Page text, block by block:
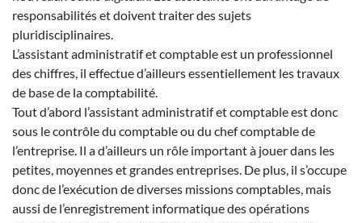
responsabilités et doivent traiter des sujets
pluridisciplinaires.
L’assistant administratif et comptable est un professionnel
des chiffres, il effectue d’ailleurs essentiellement les travaux
de base de la comptabilité.
Tout d’abord l’assistant administratif et comptable est donc
sous le contrôle du comptable ou du chef comptable de
l’entreprise. Il a d’ailleurs un rôle important à jouer dans les
petites, moyennes et grandes entreprises. De plus, il s’occupe
donc de l’exécution de diverses missions comptables, mais
aussi de l’enregistrement informatique des opérations